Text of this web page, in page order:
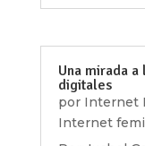
Una mirada
digitales
por Internet
Internet